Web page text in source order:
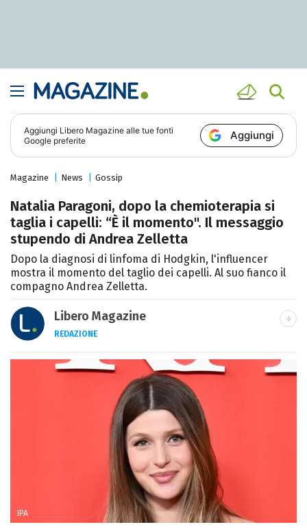
Aggiungi Libero Magazine alle tue fonti
Google preferite
Aggiungi
Magazine News Gossip
Natalia Paragoni, dopo la chemioterapia si
taglia i capelli: “È il momento". Il messaggio
stupendo di Andrea Zelletta
Dopo la diagnosi di linfoma di Hodgkin, l'influencer
mostra il momento del taglio dei capelli. Al suo fianco il
compagno Andrea Zelletta.
Libero Magazine
REDAZIONE
E-MAIL
INSTAGRAM FACEBOOK
Libero Magazine è il canale del portale
Libero.it dedicato al mondo della
televisione, dello spettacolo e del gossip.
IPA